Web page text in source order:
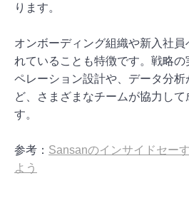
ります。
オンボーディング組織や新入社員
れていることも特徴です。戦略
ペレーション設計や、データ分
ど、さまざまなチームが協力して
す。
参考： Sansanのインサイドセー
よう